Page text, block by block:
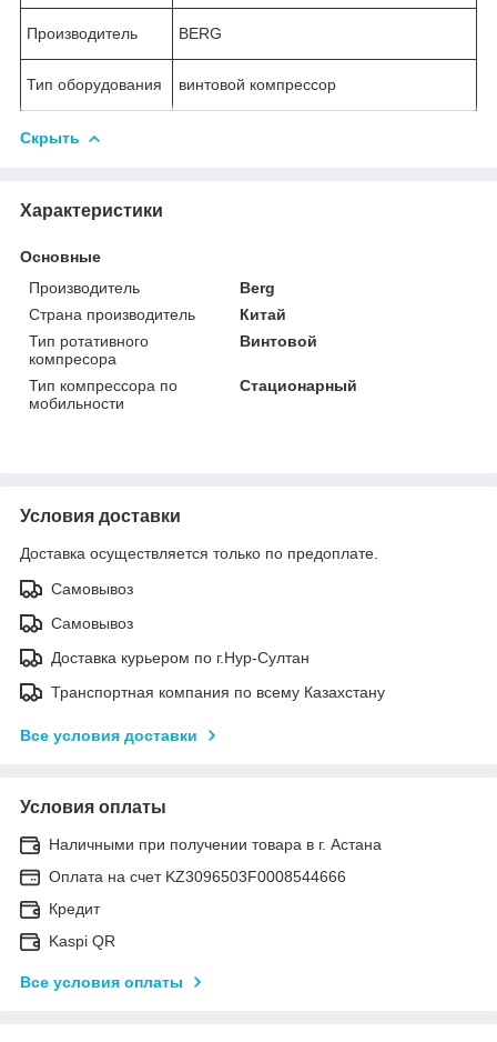
Производитель BERG
Тип оборудования винтовой компрессор
Скрыть
Характеристики
Основные
Производитель
Berg
Страна производитель
Китай
Тип ротативного
компресора
Винтовой
Тип компрессора по
мобильности
Стационарный
Условия доставки
Доставка осуществляется только по предоплате.
Самовывоз
Самовывоз
Доставка курьером по г.Нур-Султан
Транспортная компания по всему Казахстану
Все условия доставки
Условия оплаты
Наличными при получении товара в г. Астана
Оплата на счет KZ3096503F0008544666
Кредит
Kaspi QR
Все условия оплаты